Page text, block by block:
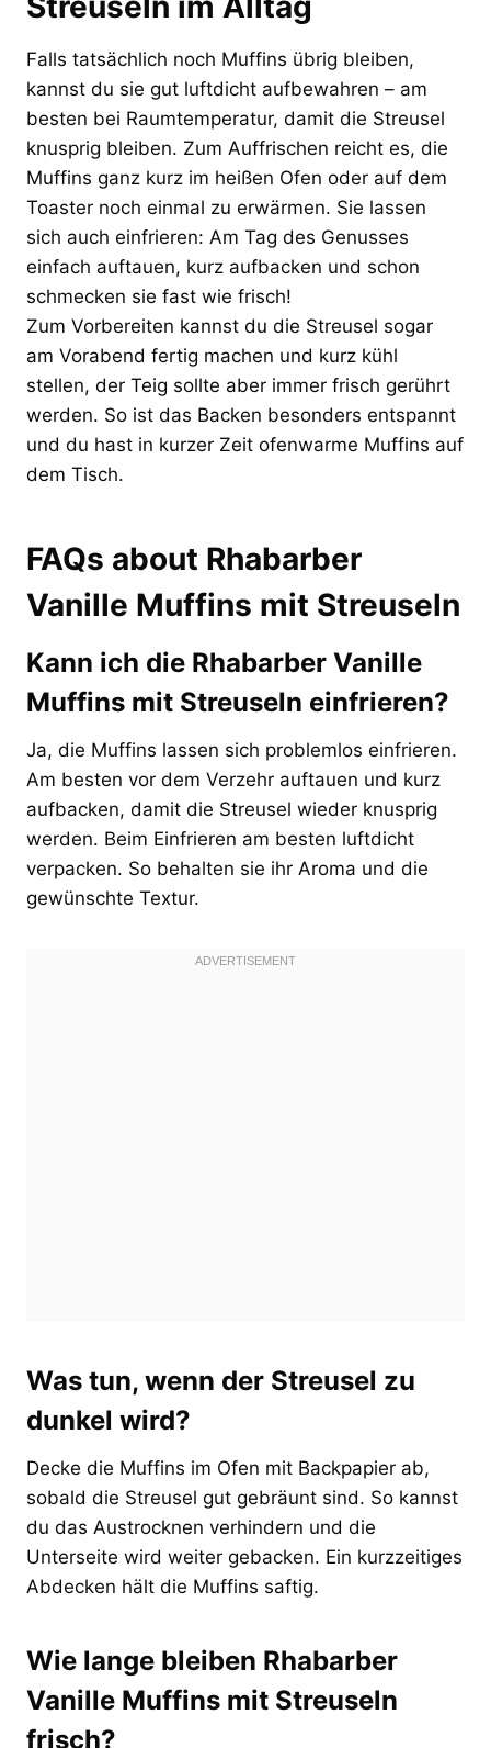
Falls tatsächlich noch Muffins übrig bleiben,
kannst du sie gut luftdicht aufbewahren – am
besten bei Raumtemperatur, damit die Streusel
knusprig bleiben. Zum Auffrischen reicht es, die
Muffins ganz kurz im heißen Ofen oder auf dem
Toaster noch einmal zu erwärmen. Sie lassen
sich auch einfrieren: Am Tag des Genusses
einfach auftauen, kurz aufbacken und schon
schmecken sie fast wie frisch!
Zum Vorbereiten kannst du die Streusel sogar
am Vorabend fertig machen und kurz kühl
stellen, der Teig sollte aber immer frisch gerührt
werden. So ist das Backen besonders entspannt
und du hast in kurzer Zeit ofenwarme Muffins auf
dem Tisch.
FAQs about Rhabarber
Vanille Muffins mit Streuseln
Kann ich die Rhabarber Vanille
Muffins mit Streuseln einfrieren?
Ja, die Muffins lassen sich problemlos einfrieren.
Am besten vor dem Verzehr auftauen und kurz
aufbacken, damit die Streusel wieder knusprig
werden. Beim Einfrieren am besten luftdicht
verpacken. So behalten sie ihr Aroma und die
gewünschte Textur.
Was tun, wenn der Streusel zu
dunkel wird?
Decke die Muffins im Ofen mit Backpapier ab,
sobald die Streusel gut gebräunt sind. So kannst
du das Austrocknen verhindern und die
Unterseite wird weiter gebacken. Ein kurzzeitiges
Abdecken hält die Muffins saftig.
Wie lange bleiben Rhabarber
Vanille Muffins mit Streuseln
frisch?